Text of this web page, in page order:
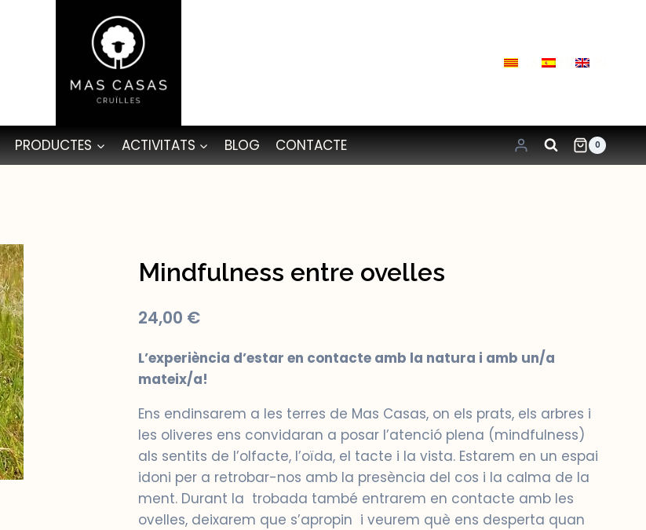
PRODUCTES ACTIVITATS BLOG CONTACTE 0
Mindfulness entre ovelles
24,00 €
L’experiència d’estar en contacte amb la natura i amb un/a
mateix/a!
Ens endinsarem a les terres de Mas Casas, on els prats, els arbres i
les oliveres ens convidaran a posar l’atenció plena (mindfulness)
als sentits de l’olfacte, l’oïda, el tacte i la vista. Estarem en un espai
idoni per a retrobar-nos amb la presència del cos i la calma de la
ment. Durant la trobada també entrarem en contacte amb les
ovelles, deixarem que s’apropin i veurem què ens desperta quan